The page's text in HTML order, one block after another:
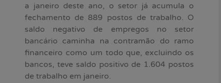
a janeiro deste ano, o setor já acumula o
fechamento de 889 postos de trabalho. O
saldo negativo de empregos no setor
bancário caminha na contramão do ramo
financeiro como um todo que, excluindo os
bancos, teve saldo positivo de 1.604 postos
de trabalho em janeiro.